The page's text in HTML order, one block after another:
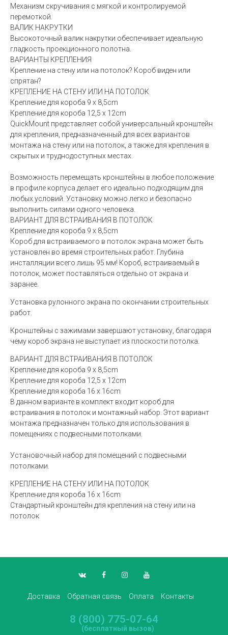
Механизм скручивания с мягкой и контролируемой
перемоткой.
ВАЛИК НАКРУТКИ
Высокоточный валик накрутки обеспечивает идеальную
гладкость проекционного полотна.
ВАРИАНТЫ КРЕПЛЕНИЯ
Крепление на стену или на потолок? Короб виден или
спрятан?
КРЕПЛЕНИЕ НА СТЕНУ ИЛИ НА ПОТОЛОК
Крепление для короба 9 x 8,5cm
Крепление для короба 12,5 x 12cm
QuickMount представляет собой универсальный кронштейн
для крепления, предназначенный для всех вариантов
монтажа на стену или на потолок, а также для крепления в
скрытых и труднодоступных местах.
Возможность перемещать кронштейны в любое положение
в профиле корпуса делает его идеально подходящим для
любых условий. Установку можно легко и безопасно
выполнить силами одного человека.
ВАРИАНТ ДЛЯ ВСТРАИВАНИЯ В ПОТОЛОК
Крепление для короба 9 x 8,5cm
Короб для встраиваемого в потолок экрана может быть
установлен во время строительных работ. Глубина
инсталляции всего лишь 95 мм! Короб, встраиваемый в
потолок, может поставляться отдельно от экрана и
заранее.
Установка рулонного экрана по окончании строительных
работ.
Кронштейны с зажимами завершают установку, благодаря
чему короб экрана не выступает из плоскости потолка.
ВАРИАНТ ДЛЯ ВСТРАИВАНИЯ В ПОТОЛОК
Крепление для короба 9 x 8,5cm
Крепление для короба 12,5 x 12cm
Крепление для короба 16 x 16cm
В данном варианте в комплект входит короб для
встраивания в потолок и монтажный набор. Этот вариант
монтажа предназначен только для использования в
помещениях с подвесными потолками.
Установочный набор для помещений с подвесными
потолками.
КРЕПЛЕНИЕ НА СТЕНУ ИЛИ НА ПОТОЛОК
Крепление для короба 16 x 16cm
Стандартный кронштейн для крепления на стену или на
потолок
Доставка Обратная связь Оплата Контакты
8 (800) 775-07-64
(бесплатный вызов)